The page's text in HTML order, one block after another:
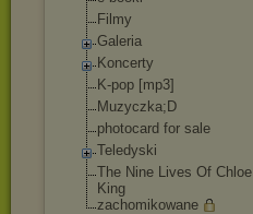
Filmy
Galeria
Koncerty
K-pop [mp3]
Muzyczka;D
photocard for sale
Teledyski
The Nine Lives Of Chloe
King
zachomikowane